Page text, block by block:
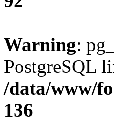
Warning:
PostgreSQL
/data/www/
136